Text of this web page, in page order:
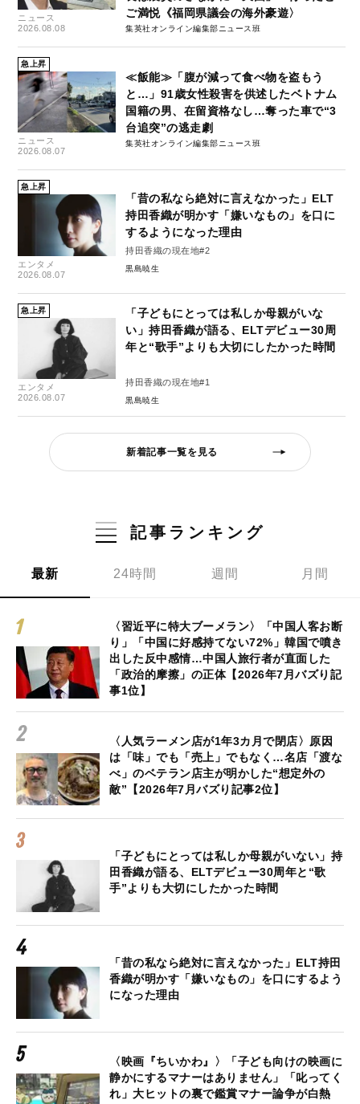
ニュース
2026.08.08
ご満悦《福岡県議会の海外豪遊〉
集英社オンライン編集部ニュース班
急上昇
ニュース
2026.08.07
≪飯能≫「腹が減って食べ物を盗もう
と…」91歳女性殺害を供述したベトナム
国籍の男、在留資格なし…奪った車で“3
台追突”の逃走劇
集英社オンライン編集部ニュース班
急上昇
エンタメ
2026.08.07
「昔の私なら絶対に言えなかった」ELT
持田香織が明かす「嫌いなもの」を口に
するようになった理由
持田香織の現在地#2
黒島暁生
急上昇
エンタメ
2026.08.07
「子どもにとっては私しか母親がいな
い」持田香織が語る、ELTデビュー30周
年と“歌手”よりも大切にしたかった時間
持田香織の現在地#1
黒島暁生
新着記事一覧を見る
記事ランキング
最新 24時間 週間 月間
〈習近平に特大ブーメラン〉「中国人客お断
り」「中国に好感持てない72%」韓国で噴き
出した反中感情…中国人旅行者が直面した
「政治的摩擦」の正体【2026年7月バズり記
事1位】
〈人気ラーメン店が1年3カ月で閉店〉原因
は「味」でも「売上」でもなく…名店「渡な
べ」のベテラン店主が明かした“想定外の
敵”【2026年7月バズり記事2位】
「子どもにとっては私しか母親がいない」持
田香織が語る、ELTデビュー30周年と“歌
手”よりも大切にしたかった時間
「昔の私なら絶対に言えなかった」ELT持田
香織が明かす「嫌いなもの」を口にするよう
になった理由
〈映画『ちいかわ』〉「子ども向けの映画に
静かにするマナーはありません」「叱ってく
れ」大ヒットの裏で鑑賞マナー論争が白熱